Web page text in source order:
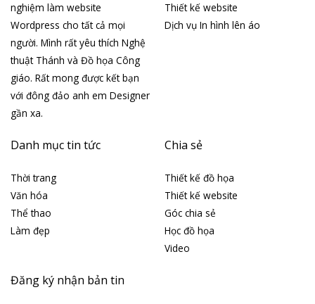
nghiệm làm website
Wordpress cho tất cả mọi
người. Mình rất yêu thích Nghệ
thuật Thánh và Đồ họa Công
giáo. Rất mong được kết bạn
với đông đảo anh em Designer
gần xa.
Thiết kế website
Dịch vụ In hình lên áo
Danh mục tin tức
Thời trang
Văn hóa
Thể thao
Làm đẹp
Chia sẻ
Thiết kế đồ họa
Thiết kế website
Góc chia sẻ
Học đồ họa
Video
Đăng ký nhận bản tin